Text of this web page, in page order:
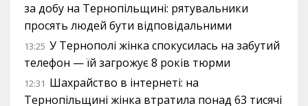
за добу на Тернопільщині: рятувальники
просять людей бути відповідальними
13:25 У Тернополі жінка спокусилась на забутий
телефон — їй загрожує 8 років тюрми
12:31 Шахрайство в інтернеті: на
Тернопільщині жінка втратила понад 63 тисячі